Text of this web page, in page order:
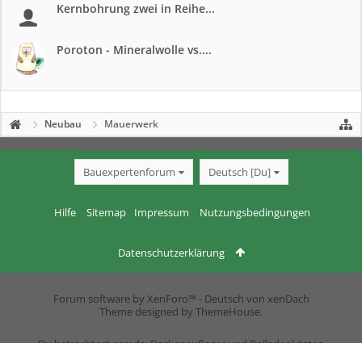
Kernbohrung zwei in Reihe...
Poroton - Mineralwolle vs....
Neubau Mauerwerk
Bauexpertenforum Deutsch [Du]
Hilfe Sitemap Impressum Nutzungsbedingungen
Datenschutzerklärung
Forum software by XenForo™ - Deutsch von xenDach
Theme designed by ThemeHouse.